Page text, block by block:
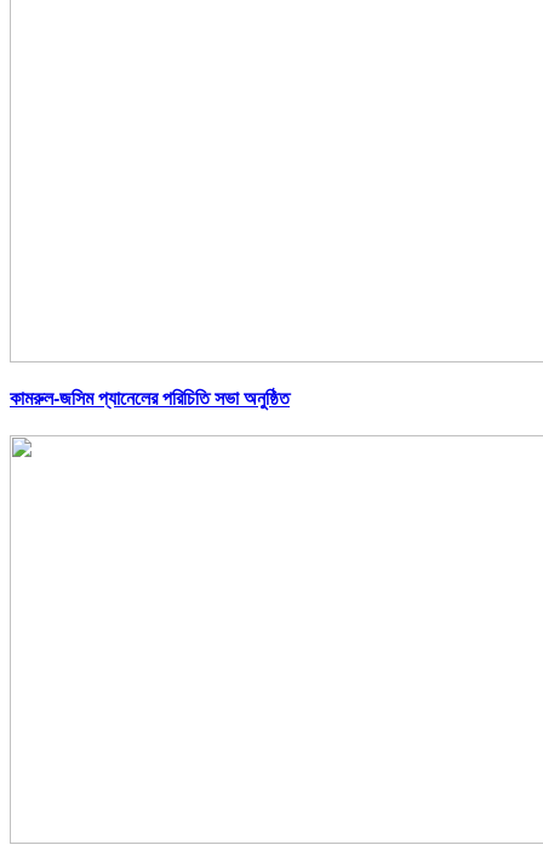
কামরুল-জসিম প্যানেলের পরিচিতি সভা অনুষ্ঠিত